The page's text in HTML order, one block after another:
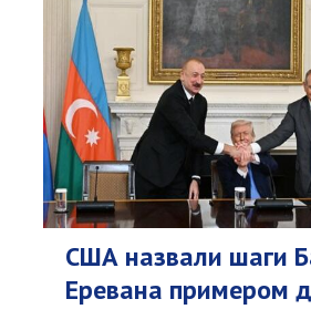
США назвали шаги
Еревана примером